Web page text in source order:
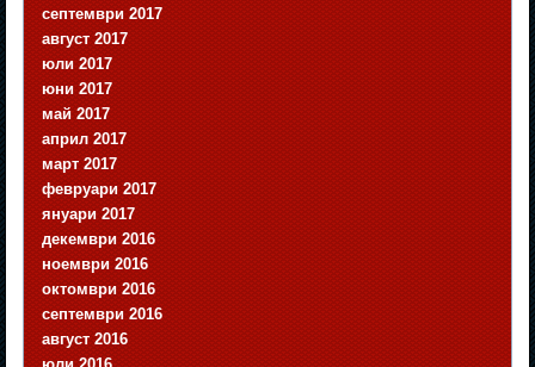
септември 2017
август 2017
юли 2017
юни 2017
май 2017
април 2017
март 2017
февруари 2017
януари 2017
декември 2016
ноември 2016
октомври 2016
септември 2016
август 2016